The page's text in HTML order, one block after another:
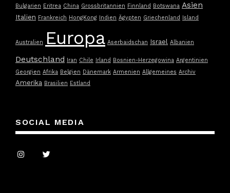
Bulgarien Eritrea China Grossbritannien Finnland Botswana Asien
Italien Frankreich HongKong Indien Ägypten Griechenland Island
Australien Europa Aserbaidschan Israel Albanien
Deutschland Iran Chile Irland Bosnien-Herzegowina Argentinien
Georgien Afrika Belgien Dänemark Armenien Allgemeines Archiv
Amerika Brasilien Estland
SOCIAL MEDIA